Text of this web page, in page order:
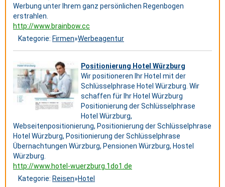
Werbung unter Ihrem ganz persönlichen Regenbogen
erstrahlen.
http://www.brainbow.cc
Kategorie: Firmen»Werbeagentur
Positionierung Hotel Würzburg
Wir positioneren Ihr Hotel mit der
Schlüsselphrase Hotel Würzburg. Wir
schaffen für Ihr Hotel Würzburg
Positionierung der Schlüsselphrase
Hotel Würzburg,
Webseitenpositionierung, Positionierung der Schlüsselphrase
Hotel Würzburg, Positionierung der Schlüsselphrase
Übernachtungen Würzburg, Pensionen Würzburg, Hostel
Würzburg.
http://www.hotel-wuerzburg.1do1.de
Kategorie: Reisen»Hotel